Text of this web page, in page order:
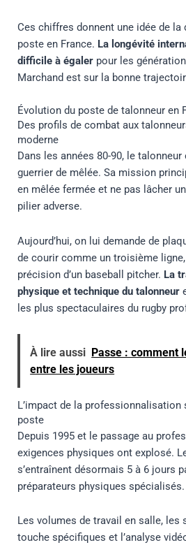
Ces chiffres donnent une idée de
poste en France. La longévité
difficile à égalerpour les
Marchand est sur la bonne
Évolution du poste de talonneur en
Des profils de combat aux
moderne
Dans les années 80-90, le
guerrier de mêlée. Sa mission
en mêlée fermée et ne pas lâcher
pilier adverse.
Aujourd’hui, on lui demande de
de courir comme un troisième
précision d’un baseball pitcher. La
physique et technique du talonneur
les plus spectaculaires du rugby
À lire aussi Passe : comment
entre les joueurs
L’impact de la professionnalisation
poste
Depuis 1995 et le passage au
exigences physiques ont explosé.
s’entraînent désormais 5 à 6 jours
préparateurs physiques spécialisés.
Les volumes de travail en salle, les
touche spécifiques et l’analyse